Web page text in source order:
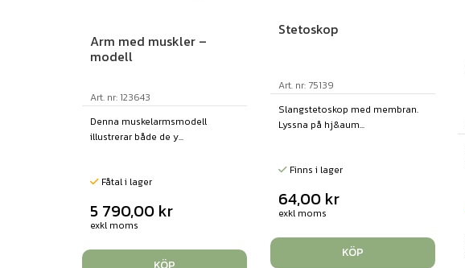
Arm med muskler –
modell
Art. nr: 123643
Denna muskelarmsmodell
illustrerar både de y...
Fåtal i lager
5 790,00 kr
exkl moms
Stetoskop
Art. nr: 75139
Slangstetoskop med membran.
Lyssna på hj&aum...
Finns i lager
64,00 kr
exkl moms
KÖP